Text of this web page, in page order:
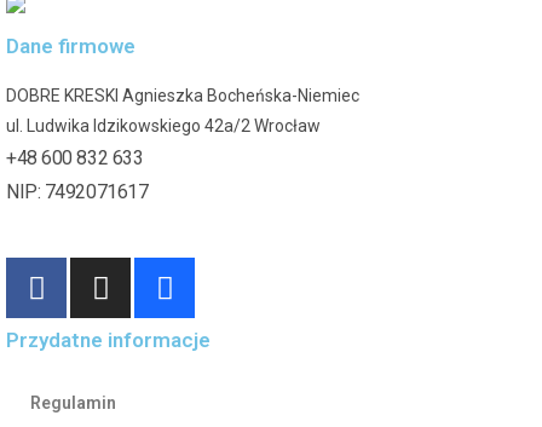
Dane firmowe
DOBRE KRESKI Agnieszka Bocheńska-Niemiec
ul. Ludwika Idzikowskiego 42a/2 Wrocław
+48 600 832 633
NIP: 7492071617
Przydatne informacje
Regulamin